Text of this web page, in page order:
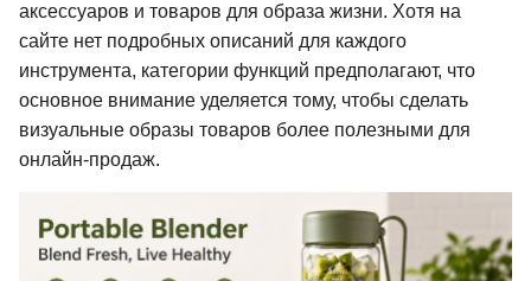
аксессуаров и товаров для образа жизни. Хотя на
сайте нет подробных описаний для каждого
инструмента, категории функций предполагают, что
основное внимание уделяется тому, чтобы сделать
визуальные образы товаров более полезными для
онлайн-продаж.